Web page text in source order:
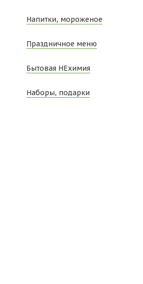
Напитки, мороженое
Праздничное меню
Бытовая НЕхимия
Наборы, подарки